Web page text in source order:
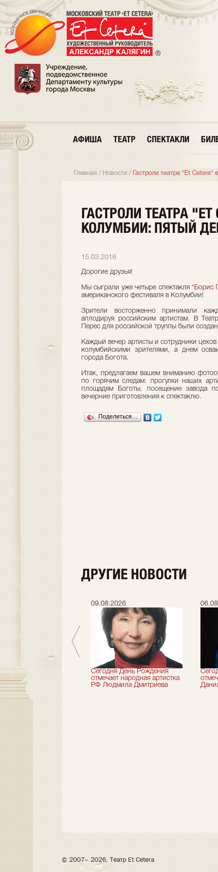
АФИША ТЕАТР СПЕКТАКЛИ
Главная / Новости / Гастроли театра "Et
ГАСТРОЛИ ТЕАТРА "ET
КОЛУМБИИ: ПЯТЫЙ
15.03.2016
Дорогие друзья!
Мы сыграли уже четыре спектакля "Борис
американского фестиваля в Колумбии!
Зрители восторженно принимали
аплодируя российским артистам.
В
Перес для российской труппы были
Каждый вечер артисты и сотрудники цехов
колумбийскими зрителями, а днем
города Богота.
Итак, предлагаем вашем вниманию
по горячим следам: прогулки наших
площадям Боготы, посещение завода
вечерние приготовления к спектаклю.
Поделиться…
ДРУГИЕ НОВОСТИ
искусств
Николай Максимов
09.08.2026
Сегодня День Рождения
отмечает народная артистка
РФ Людмила Дмитриева
© 2007– 2026, Театр Et Cetera